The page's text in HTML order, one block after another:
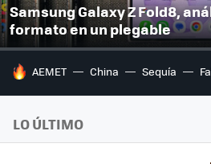
Samsung Galaxy Z Fold8,
formato en un plegable
HOY SE HABLA DE
AEMET China Sequía
LO ÚLTIMO